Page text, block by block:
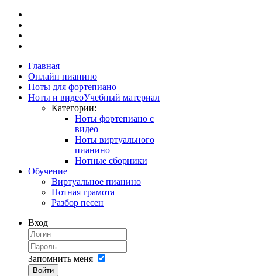
Главная
Онлайн пианино
Ноты для фортепиано
Ноты и видеоУчебный материал
Категории:
Ноты фортепиано с
видео
Ноты виртуального
пианино
Нотные сборники
Обучение
Виртуальное пианино
Нотная грамота
Разбор песен
Вход
Запомнить меня
Войти